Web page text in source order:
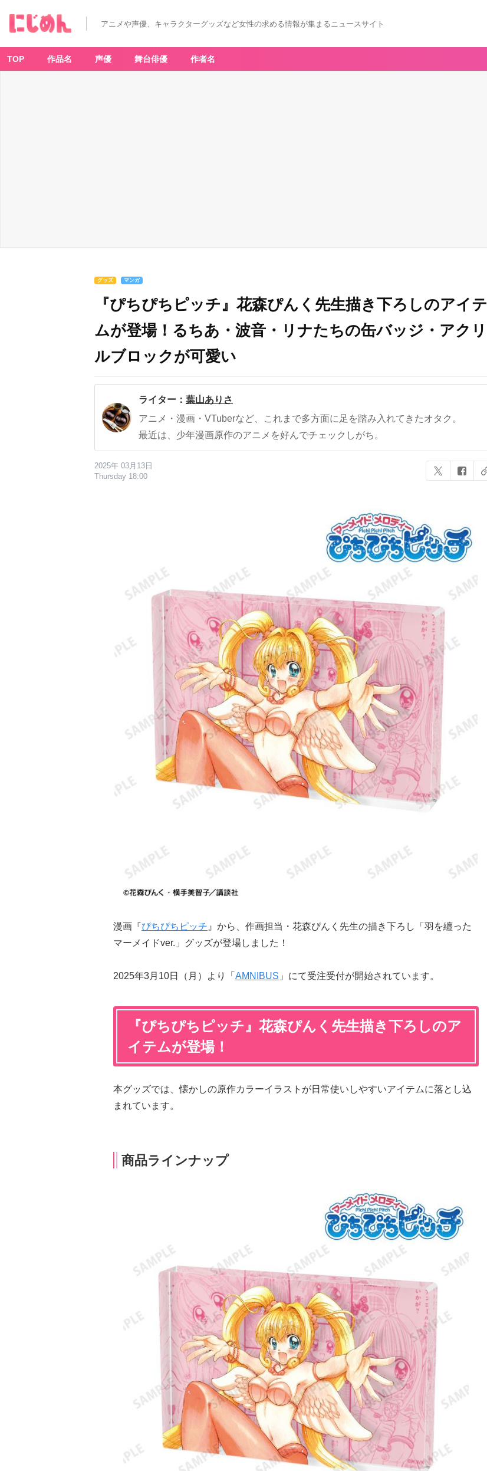
アニメや声優、キャラクターグッズなど女性の求める情報が集まるニュースサイト
TOP 作品名 声優 舞台俳優 作者名
グッズ マンガ
『ぴちぴちピッチ』花森ぴんく先生描き下ろしのアイテ
ムが登場！るちあ・波音・リナたちの缶バッジ・アクリ
ルブロックが可愛い
ライター： 葉山ありさ
アニメ・漫画・VTuberなど、これまで多方面に足を踏み入れてきたオタク。
最近は、少年漫画原作のアニメを好んでチェックしがち。
2025年 03月13日
Thursday 18:00
漫画『ぴちぴちピッチ 』から、作画担当・花森ぴんく先生の描き下ろし「羽を纏った
マーメイドver.」グッズが登場しました！
2025年3月10日（月）より「 AMNIBUS 」にて受注受付が開始されています。
『ぴちぴちピッチ』花森ぴんく先生描き下ろしのア
イテムが登場！
本グッズでは、懐かしの原作カラーイラストが日常使いしやすいアイテムに落とし込
まれています。
商品ラインナップ